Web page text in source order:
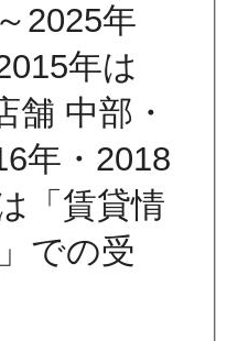
2025年
年は
舗 中部・
年・2018
「賃貸情
での受